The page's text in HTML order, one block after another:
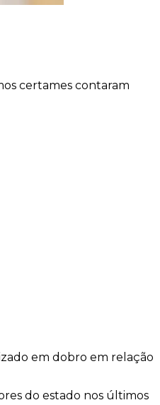
certames contaram
em dobro em relação
do estado nos últimos